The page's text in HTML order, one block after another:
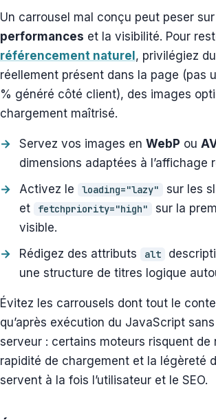
Un carrousel mal conçu peut peser
performances et la visibilité. Pour
référencement naturel, privilégiez
réellement présent dans la page (pas
% généré côté client), des images
chargement maîtrisé.
Servez vos images en WebP ou
dimensions adaptées à l’affichage
Activez le
loading="lazy"
sur les
et
fetchpriority="high"
sur la
visible.
Rédigez des attributs
alt
une structure de titres logique
Évitez les carrousels dont tout le
qu’après exécution du JavaScript
serveur : certains moteurs risquent de
rapidité de chargement et la légèreté
servent à la fois l’utilisateur et le SEO.